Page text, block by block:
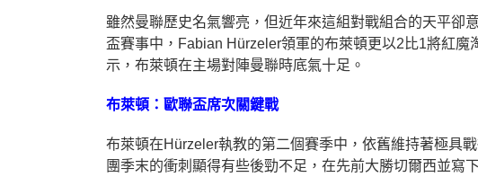
雖然曼聯歷史名氣響亮，但近年來這組對戰組合的天平卻
盃賽事中，Fabian Hürzeler領軍的布萊頓更以2比1將紅
示，布萊頓在主場對陣曼聯時底氣十足。
布萊頓：歐聯盃席次關鍵戰
布萊頓在Hürzeler執教的第二個賽季中，依舊維持著極具
團季末的衝刺顯得有些後勁不足，在先前大勝切爾西並